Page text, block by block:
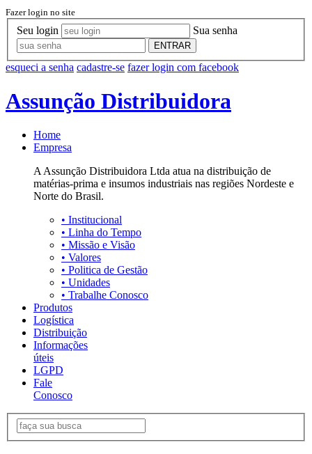
Fazer login no site
Seu login Sua senha
ENTRAR
esqueci a senha cadastre-se fazer login com facebook
Assunção Distribuidora
Home
Empresa
A Assunção Distribuidora Ltda atua na distribuição de
matérias-prima e insumos industriais nas regiões Nordeste e
Norte do Brasil.
• Institucional
• Linha do Tempo
• Missão e Visão
• Valores
• Politica de Gestão
• Unidades
• Trabalhe Conosco
Produtos
Logística
Distribuição
Informações
úteis
LGPD
Fale
Conosco